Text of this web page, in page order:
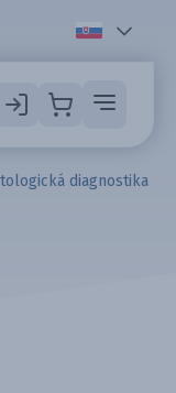
diagnostika